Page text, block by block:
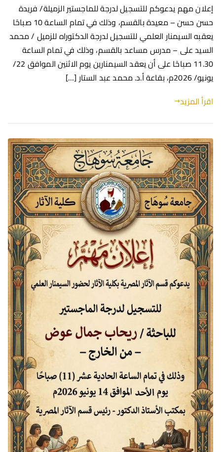
إعلان مهم يدعوكم للتسجيل لدرجة للماجستير الزميلة/ فريدة
حسن حسن – معيدة بالقسم، وذلك في تمام الساعة 10 صباحًا
يعقبه السيمنار العلمي للتسجيل لدرجة الدكتوراه للزميل / محمد
السيد على – مدرس مساعد بالقسم، وذلك في تمام الساعة
11.30 صباحًا على أن يعقد السيمنارين يوم الاثنين الموافق 22/
يونيو/ 2026م، بقاعة أ.د. محمد عبد الستار […]
اقرأ المزيد